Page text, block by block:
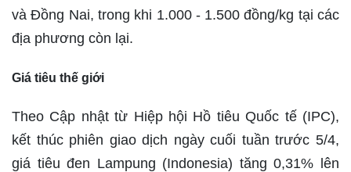
và Đồng Nai, trong khi 1.000 - 1.500 đồng/kg tại các
địa phương còn lại.
Giá tiêu thế giới
Theo Cập nhật từ Hiệp hội Hồ tiêu Quốc tế (IPC),
kết thúc phiên giao dịch ngày cuối tuần trước 5/4,
giá tiêu đen Lampung (Indonesia) tăng 0,31% lên